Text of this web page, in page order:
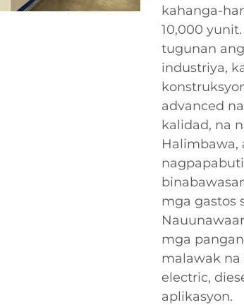
kahanga-
10,000
tugunan
industriya,
advanced
kalidad, na
Halimbawa,
mga gastos
mga
malawak
electric,
aplikasyon.